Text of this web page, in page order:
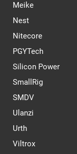
Meike
Nest
Nitecore
PGYTech
Silicon Power
SmallRig
SMDV
Ulanzi
Urth
Viltrox